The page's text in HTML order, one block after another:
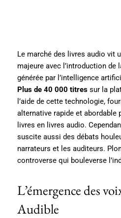
Le marché des livres audio vit
majeure avec l’introduction de
générée par l’intelligence
Plus de 40 000 titres sur la
l’aide de cette technologie,
alternative rapide et abordable
livres en livres audio.
suscite aussi des débats
narrateurs et les auditeurs.
controverse qui bouleverse
L’émergence des
Audible